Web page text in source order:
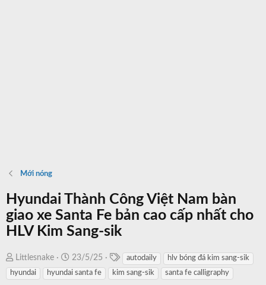
Mới nóng
Hyundai Thành Công Việt Nam bàn
giao xe Santa Fe bản cao cấp nhất cho
HLV Kim Sang-sik
T
h
Littlesnake
N
g
23/5/25
a
g
autodaily
hlv bóng đá kim sang-sik
hyundai
hyundai santa fe kim sang-sik santa fe calligraphy